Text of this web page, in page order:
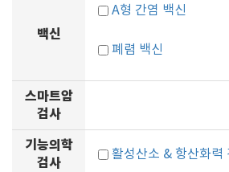
백신
A형 간염 백신
폐렴 백신
스마트암
검사
기능의학
검사
활성산소 & 항산화력